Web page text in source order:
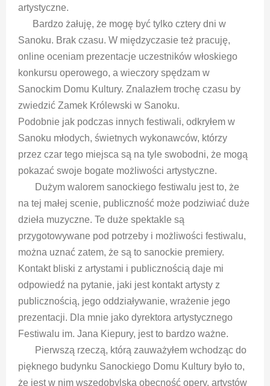
artystyczne.
Bardzo żałuję, że mogę być tylko cztery dni w
Sanoku. Brak czasu. W międzyczasie też pracuję,
online oceniam prezentacje uczestników włoskiego
konkursu operowego, a wieczory spędzam w
Sanockim Domu Kultury. Znalazłem trochę czasu by
zwiedzić Zamek Królewski w Sanoku.
Podobnie jak podczas innych festiwali, odkryłem w
Sanoku młodych, świetnych wykonawców, którzy
przez czar tego miejsca są na tyle swobodni, że mogą
pokazać swoje bogate możliwości artystyczne.
Dużym walorem sanockiego festiwalu jest to, że
na tej małej scenie, publiczność może podziwiać duże
dzieła muzyczne. Te duże spektakle są
przygotowywane pod potrzeby i możliwości festiwalu,
można uznać zatem, że są to sanockie premiery.
Kontakt bliski z artystami i publicznością daje mi
odpowiedź na pytanie, jaki jest kontakt artysty z
publicznością, jego oddziaływanie, wrażenie jego
prezentacji. Dla mnie jako dyrektora artystycznego
Festiwalu im. Jana Kiepury, jest to bardzo ważne.
Pierwszą rzeczą, którą zauważyłem wchodząc do
pięknego budynku Sanockiego Domu Kultury było to,
że jest w nim wszędobylska obecność opery, artystów